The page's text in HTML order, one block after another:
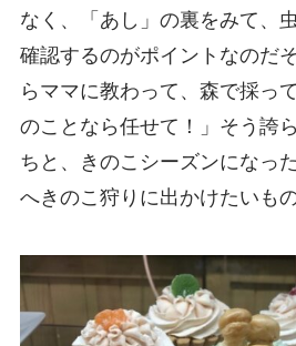
なく、「あし」の裏をみて、
確認するのがポイントなのだ
らママに教わって、森で採っ
のことなら任せて！」そう誇
ちと、きのこシーズンになっ
へきのこ狩りに出かけたいもの